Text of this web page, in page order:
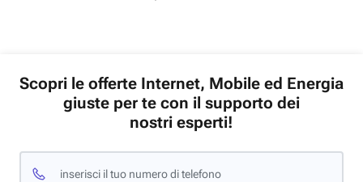
Scopri le offerte Internet, Mobile ed Energia
giuste per te con il supporto dei
nostri esperti!
inserisci il tuo numero di telefono